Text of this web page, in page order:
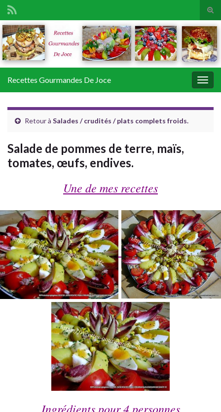
Search for:
Recettes Gourmandes De Joce
Retour à Salades / crudités / plats complets froids.
Salade de pommes de terre, maïs,
tomates, œufs, endives.
Une de mes recettes
Ingrédients pour 4 personnes